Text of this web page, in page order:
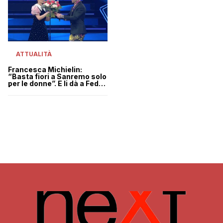
ATTUALITÀ
Francesca Michielin:
“Basta fiori a Sanremo solo
per le donne”. E li dà a Fedez